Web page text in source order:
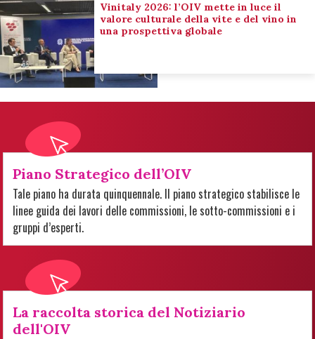
Vinitaly 2026: l’OIV mette in luce il
valore culturale della vite e del vino in
una prospettiva globale
Piano Strategico dell’OIV
Tale piano ha durata quinquennale. Il piano strategico stabilisce le
linee guida dei lavori delle commissioni, le sotto-commissioni e i
gruppi d’esperti.
La raccolta storica del Notiziario
dell'OIV